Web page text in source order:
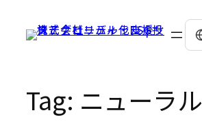
Tag: ニューラル